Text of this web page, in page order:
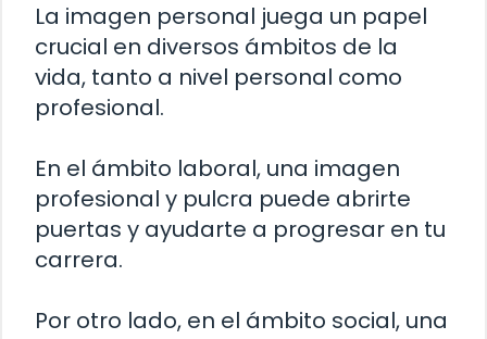
La imagen personal juega un papel
crucial en diversos ámbitos de la
vida, tanto a nivel personal como
profesional.
En el ámbito laboral, una imagen
profesional y pulcra puede abrirte
puertas y ayudarte a progresar en tu
carrera.
Por otro lado, en el ámbito social, una